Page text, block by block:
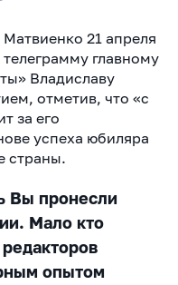
21 апреля
главному
Владиславу
отметив, что «с
за его
успеха юбиляра
страны.
Вы пронесли
Мало кто
опытом